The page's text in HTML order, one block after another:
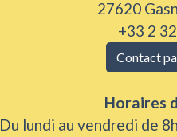
27620
+33 2
Contact
Horaires
Du lundi au vendredi de